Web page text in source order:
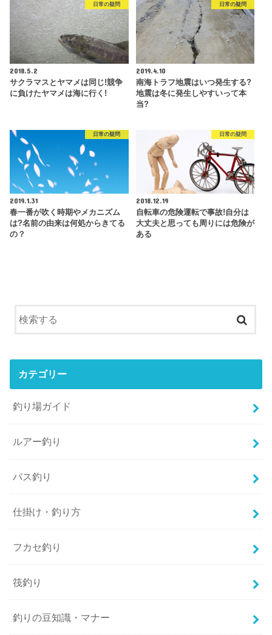
日常の疑問
2018.5.2
サクラマスとヤマメは同じ!競争
に負けたヤマメは海に行く!
日常の疑問
2019.4.10
南海トラフ地震はいつ発生する?
地震は冬に発生しやすいって本
当?
日常の疑問
2019.1.31
春一番が吹く時期やメカニズム
は?名前の由来は何処からきてる
の？
日常の疑問
2018.12.19
自転車の危険運転で事故!自分は
大丈夫と思っても周りには危険が
ある
カテゴリー
釣り場ガイド
ルアー釣り
バス釣り
仕掛け・釣り方
フカセ釣り
筏釣り
釣りの豆知識・マナー